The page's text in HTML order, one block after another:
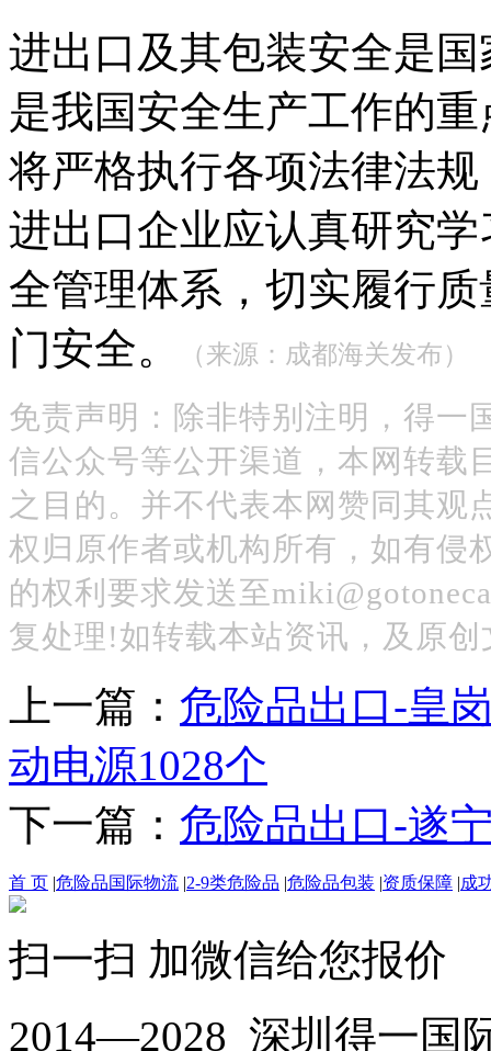
进出口及其包装安全是
是我国安全生产工作的
将严格执行各项法律法
进出口企业应认真研究
全管理体系，切实履行
门安全。
（来源：成都海关发布）
免责声明：除非特别注明，得一
信公众号等公开渠道，本网转载
之目的。并不代表本网赞同其观
权归原作者或机构所有，如有侵
的权利要求发送至
复处理!如转载本站资讯，及原
上一篇： 危险品出口-皇
动电源1028个
下一篇： 危险品出口-遂
首 页 |危险品国际物流 |2-9类危险品 |危险品包装 |资质保障 |成
扫一扫 加微信给您报价
2014—2028 深圳得一国